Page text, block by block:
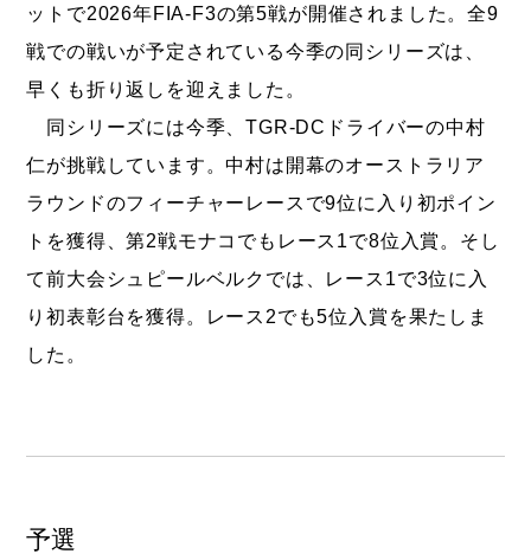
ットで2026年FIA-F3の第5戦が開催されました。全9
戦での戦いが予定されている今季の同シリーズは、
早くも折り返しを迎えました。
同シリーズには今季、TGR-DCドライバーの中村
仁が挑戦しています。中村は開幕のオーストラリア
ラウンドのフィーチャーレースで9位に入り初ポイン
トを獲得、第2戦モナコでもレース1で8位入賞。そし
て前大会シュピールベルクでは、レース1で3位に入
り初表彰台を獲得。レース2でも5位入賞を果たしま
した。
予選